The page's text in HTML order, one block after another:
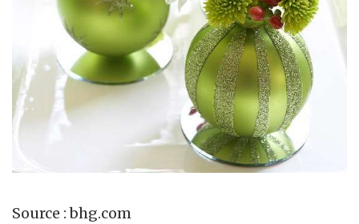
Source : bhg.com